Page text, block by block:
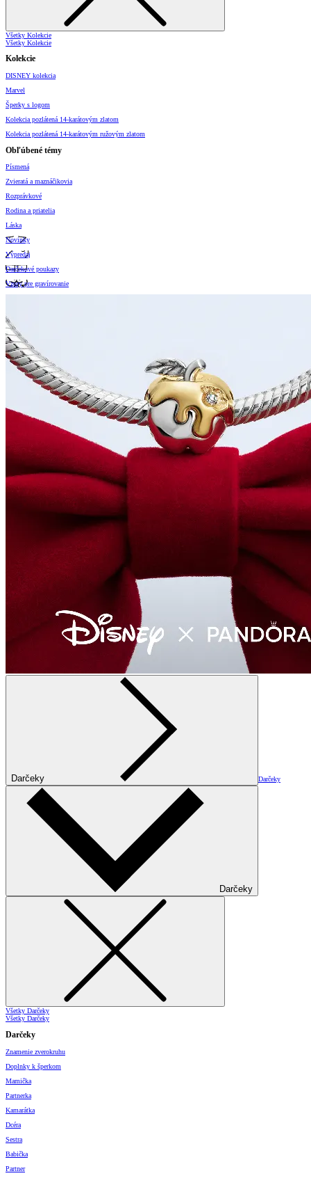
Všetky Kolekcie
Všetky Kolekcie
Kolekcie
DISNEY kolekcia
Marvel
Šperky s logom
Kolekcia pozlátená 14-karátovým zlatom
Kolekcia pozlátená 14-karátovým ružovým zlatom
Obľúbené témy
Písmená
Zvieratá a maznáčikovia
Rozprávkové
Rodina a priatelia
Láska
Novinky
Výpredaj
Darčekové poukazy
Vzory pre gravírovanie
Darčeky Darčeky
Darčeky
Všetky Darčeky
Všetky Darčeky
Darčeky
Znamenie zverokruhu
Doplnky k šperkom
Mamička
Partnerka
Kamarátka
Dcéra
Sestra
Babička
Partner